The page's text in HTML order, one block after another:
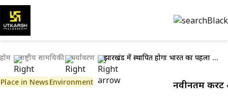
होम राष्ट्रीय सामयिकी पर्यावरण झारखंड में स्थापित होगा भारत का पहला Human-Elephant Conflict Centre
Place in NewsEnvironment नवीनतम करेंट